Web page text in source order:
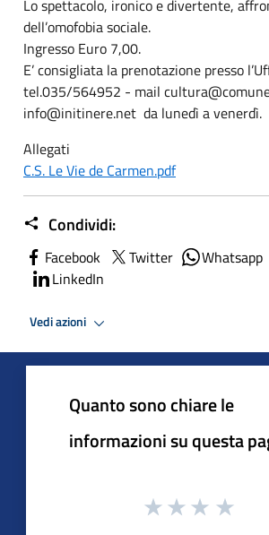
Lo spettacolo, ironico e divertente,
dell’omofobia sociale.
Ingresso Euro 7,00.
E’ consigliata la prenotazione presso
tel.035/564952 - mail
info@initinere.net da lunedì a venerdì.
Allegati
C.S. Le Vie de Carmen.pdf
Condividi:
Facebook Twitter Whatsapp
LinkedIn
Vedi azioni
Quanto sono chiare le
informazioni su questa